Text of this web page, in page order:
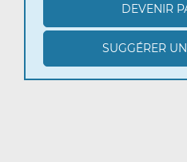
DEVENIR
SUGGÉRER